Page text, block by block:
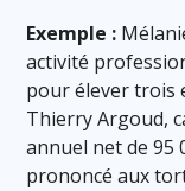
Exemple :
activité
pour élever trois
Thierry Argoud,
annuel net de 95
prononcé aux